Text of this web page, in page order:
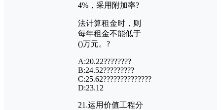
4% ，采用附加率?
法计算租金时，则
每年租金不能低于
()万元。?
A:20.22????????
B:24.52?????????
C:25.62??????????????
D:23.12
21.运用价值工程分